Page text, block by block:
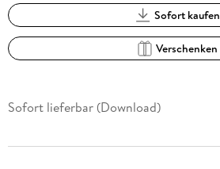
Sofort kaufen
Verschenken
Sofort lieferbar (Download)